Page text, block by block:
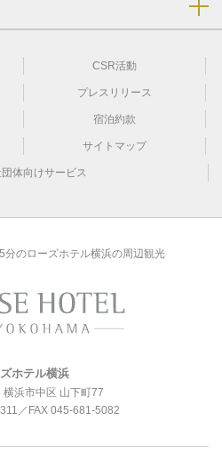
CSR活動
プレスリリース
宿泊約款
サイトマップ
体向けサービス
分のローズホテル横浜の周辺観光
ホテル横浜
浜市中区 山下町77
／FAX 045-681-5082